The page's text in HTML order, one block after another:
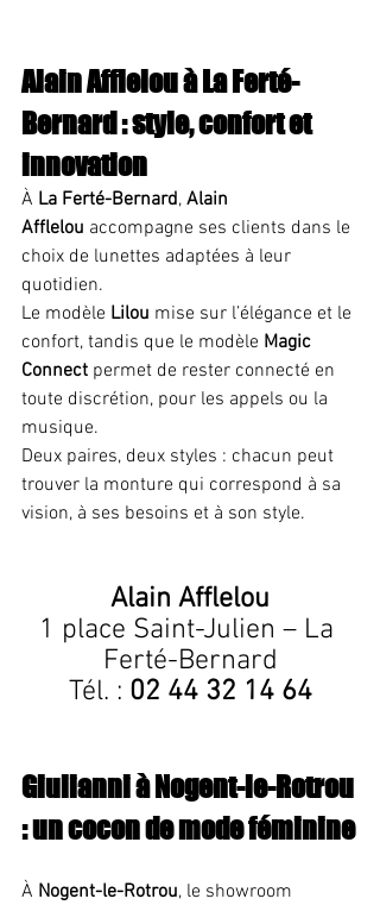
Alain Afflelou à La Ferté-
Bernard : style, confort et
innovation
À La Ferté-Bernard, Alain
Afflelou accompagne ses clients dans le
choix de lunettes adaptées à leur
quotidien.
Le modèle Lilou mise sur l’élégance et le
confort, tandis que le modèle Magic
Connect permet de rester connecté en
toute discrétion, pour les appels ou la
musique.
Deux paires, deux styles : chacun peut
trouver la monture qui correspond à sa
vision, à ses besoins et à son style.
Alain Afflelou
1 place Saint-Julien – La
Ferté-Bernard
Tél. : 02 44 32 14 64
Giulianni à Nogent-le-Rotrou
: un cocon de mode féminine
À Nogent-le-Rotrou, le showroom